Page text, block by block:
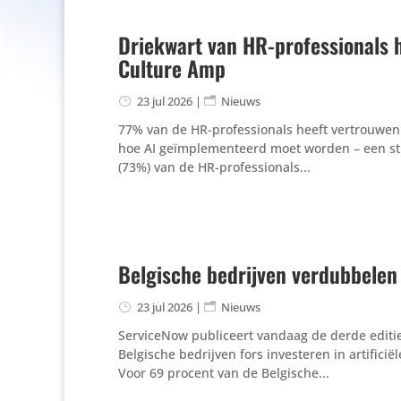
Driekwart van HR-
Culture Amp
23 jul 2026| Nieuws
77% van de HR-professionals heeft
hoe AI geïmplementeerd moet worden – een
(73%) van de HR-professionals...
Belgische bedrijven
23 jul 2026| Nieuws
ServiceNow publiceert vandaag de derde
Belgische bedrijven fors investeren in
Voor 69 procent van de Belgische...